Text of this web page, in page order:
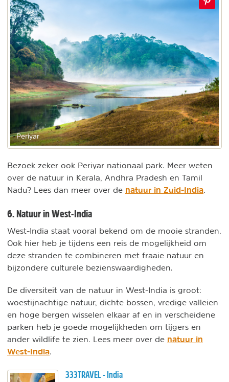
Periyar
Bezoek zeker ook Periyar nationaal park. Meer weten
over de natuur in Kerala, Andhra Pradesh en Tamil
Nadu? Lees dan meer over de natuur in Zuid-India
6. Natuur in West-India
West-India staat vooral bekend om de mooie stranden.
Ook hier heb je tijdens een reis de mogelijkheid om
deze stranden te combineren met fraaie natuur en
bijzondere culturele bezienswaardigheden.
De diversiteit van de natuur in West-India is groot:
woestijnachtige natuur, dichte bossen, vredige valleien
en hoge bergen wisselen elkaar af en in verscheidene
parken heb je goede mogelijkheden om tijgers en
ander wildlife te zien. Lees meer over de natuur in
West-India
333TRAVEL - India